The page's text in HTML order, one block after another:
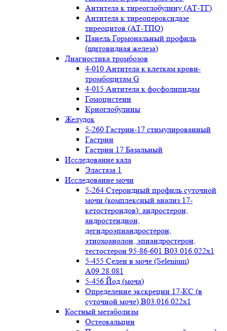
Антитела к тиреоглобулину (АТ-ТГ)
Антитела к тиреопероксидазе
тиреоцитов (АТ-ТПО)
Панель Гормональный профиль
(щитовидная железа)
Диагностика тромбозов
4-010 Антитела к клеткам крови-
тромбоцитам G
4-015 Антитела к фосфолипидам
Гомоцистеин
Криоглобулины
Желудок
5-260 Гастрин-17 стимулированный
Гастрин
Гастрин 17 Базальный
Исследование кала
Эластаза 1
Исследование мочи
5-264 Стероидный профиль суточной
мочи (комплексный анализ 17-
кетостероидов): андростерон,
андростендион,
дегидроэпиандростерон,
этиохоанолон, эпиандростерон,
тестостерон 95-86-601 B03.016.022x1
5-455 Селен в моче (Selenium)
A09.28.081
5-456 Йод (моча)
Определение экскреции 17-КС (в
суточной моче) B03.016.022x1
Костный метаболизм
Остеокальцин